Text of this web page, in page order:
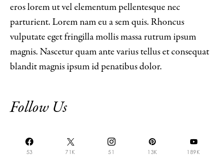
eros lorem ut vel elementum pellentesque nec
parturient. Lorem nam eu a sem quis. Rhoncus
vulputate eget fringilla mollis massa rutrum ipsum
magnis. Nascetur quam ante varius tellus et consequat
blandit magnis ipsum id penatibus dolor.
Follow Us
53 71K 51 13K 189K